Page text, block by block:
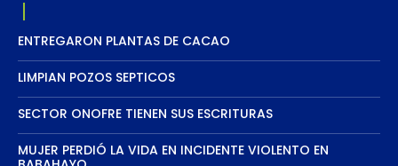
ENTREGARON PLANTAS DE CACAO
LIMPIAN POZOS SEPTICOS
SECTOR ONOFRE TIENEN SUS ESCRITURAS
MUJER PERDIÓ LA VIDA EN INCIDENTE VIOLENTO EN